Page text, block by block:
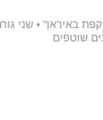
שוטפים